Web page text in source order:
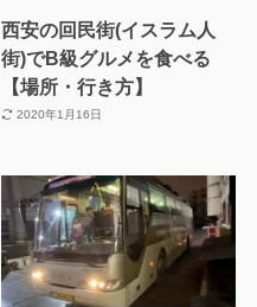
西安の回民街(イスラム人
街)でB級グルメを食べる
【場所・行き方】
2020年1月16日